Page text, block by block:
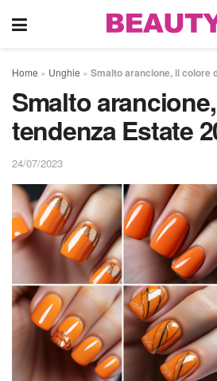
Home » Unghie » Smalto arancione, il colore
Smalto
tendenza Estate
24/07/2023